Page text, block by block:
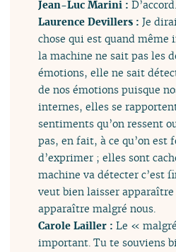
Jean-Luc Marini :D’accord.
Laurence Devillers :Je
chose qui est quand même
la machine ne sait pas les
émotions, elle ne sait
de nos émotions puisque
internes, elles se
sentiments qu’on ressent
pas, en fait, à ce qu’on est
d’exprimer ; elles sont
machine va détecter c’est
veut bien laisser apparaître
apparaître malgré nous.
Carole Lailler :Le «
important. Tu te souviens